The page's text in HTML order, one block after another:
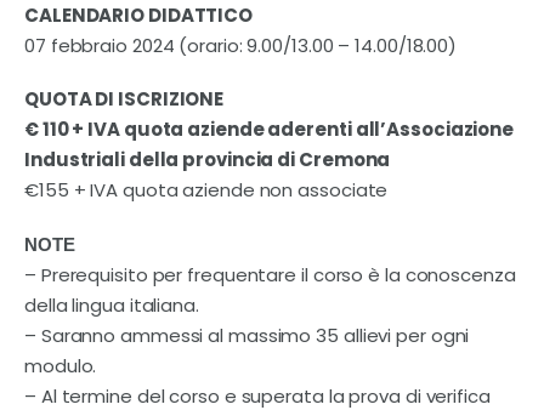
CALENDARIODIDATTICO
07 febbraio 2024 (orario: 9.00/13.00 – 14.00/18.00)
QUOTA DI ISCRIZIONE
€ 110 + IVA quota aziende aderenti all’Associazione
Industriali della provincia di Cremona
€155 + IVA quota aziende non associate
NOTE
– Prerequisito per frequentare il corso è la conoscenza
della lingua italiana.
– Saranno ammessi al massimo 35 allievi per ogni
modulo.
– Al termine del corso e superata la prova di verifica